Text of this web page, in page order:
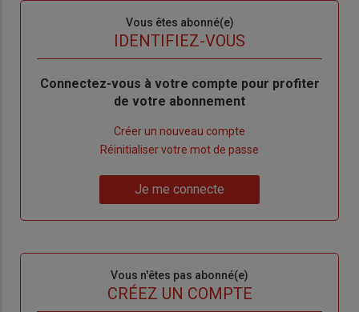
Vous êtes abonné(e)
IDENTIFIEZ-VOUS
Body
Connectez-vous à votre compte pour profiter
de votre abonnement
Créer un nouveau compte
de
Réinitialiser votre mot de passe
me
Je me connecte
Vous n'êtes pas abonné(e)
CRÉEZ UN COMPTE